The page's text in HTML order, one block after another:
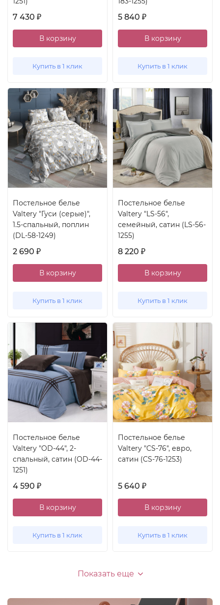
7 430 ₽
В корзину
Купить в 1 клик
5 840 ₽
В корзину
Купить в 1 клик
Постельное белье
Valtery "Гуси (серые)",
1.5-спальный, поплин
(DL-58-1249)
2 690 ₽
В корзину
Купить в 1 клик
Постельное белье
Valtery "LS-56",
семейный, сатин (LS-56-
1255)
8 220 ₽
В корзину
Купить в 1 клик
Постельное белье
Valtery "OD-44", 2-
спальный, сатин (OD-44-
1251)
4 590 ₽
В корзину
Купить в 1 клик
Постельное белье
Valtery "CS-76", евро,
сатин (CS-76-1253)
5 640 ₽
В корзину
Купить в 1 клик
Показать еще